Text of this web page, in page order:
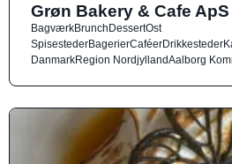
Grøn Bakery & Cafe ApS
BagværkBrunchDessertOst
SpisestederBagerierCaféerDrikkesteder
DanmarkRegion NordjyllandAalborg